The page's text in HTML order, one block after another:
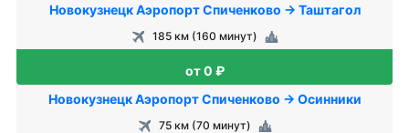
Новокузнецк Аэропорт Спиченково → Таштагол
185 км (160 минут)
от 0 ₽
Новокузнецк Аэропорт Спиченково → Осинники
75 км (70 минут)